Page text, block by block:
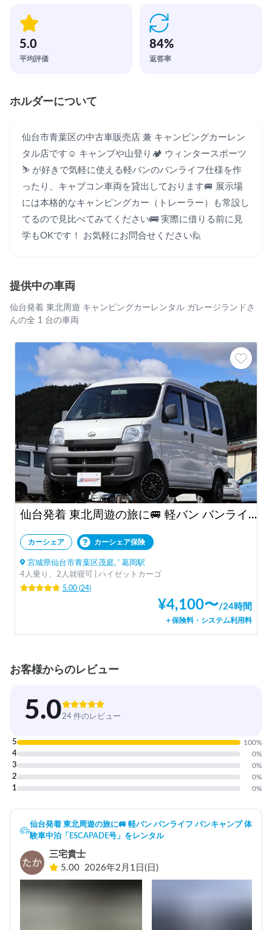
5.0
平均評価
84%
返答率
ホルダーについて
仙台市青葉区の中古車販売店 兼 キャンピングカーレン
タル店です☺️ キャンプや山登り🏕 ウィンタースポーツ
⛷ が好きで気軽に使える軽バンのバンライフ仕様を作
ったり、キャブコン車両を貸出しております🚐 展示場
には本格的なキャンピングカー（トレーラー）も常設し
てるので見比べてみてください🚌 実際に借りる前に見
学もOKです！ お気軽にお問合せください🙋
提供中の車両
仙台発着 東北周遊 キャンピングカーレンタル ガレージランドさ
んの全 1 台の車両
仙台発着 東北周遊の旅に🚐 軽バン バンライフ バンキャンプ 体験車中泊「ESCAPADE号」
カーシェア カーシェア保険
宮城県仙台市青葉区茂庭, ' 葛岡駅
4人乗り、2人就寝可 | ハイゼットカーゴ
5.00(24)
¥4,100〜/24時間
＋保険料・システム利用料
お客様からのレビュー
5.024 件のレビュー
5 100%
4 0%
3 0%
2 0%
1 0%
仙台発着 東北周遊の旅に🚐 軽バン バンライフ バンキャンプ 体
験車中泊「ESCAPADE号」をレンタル
三宅貴士
5.00 2026年2月1日(日)